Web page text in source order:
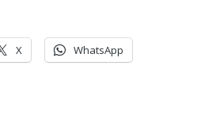
X WhatsApp